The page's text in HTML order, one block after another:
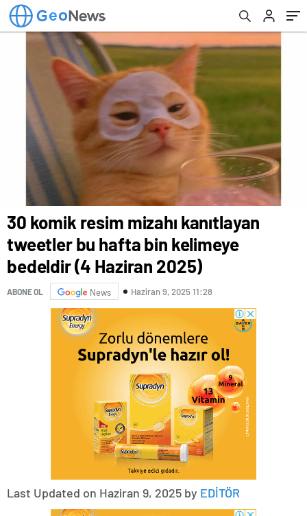
2025)
30 komik resim mizahı kanıtlayan
tweetler bu hafta bin kelimeye
bedeldir (4 Haziran 2025)
ABONE OL News Haziran 9, 2025 11:28
Last Updated on Haziran 9, 2025 by EDİTÖR